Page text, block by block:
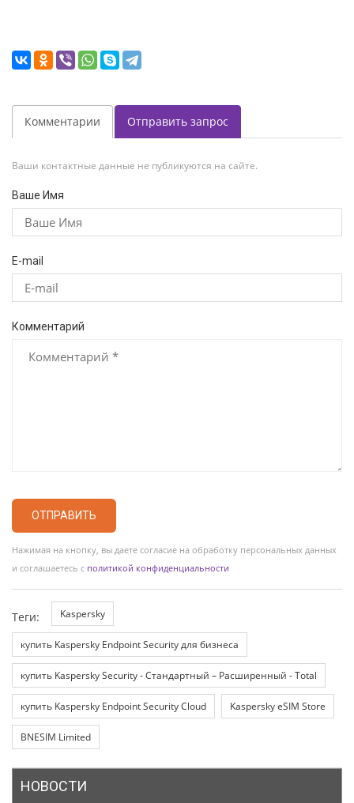
Комментарии Отправить запрос
Ваши контактные данные не публикуются на сайте.
Ваше Имя
E-mail
Комментарий
ОТПРАВИТЬ
Нажимая на кнопку, вы даете согласие на обработку персональных данных
и соглашаетесь с политикой конфиденциальности
Теги: Kaspersky
купить Kaspersky Endpoint Security для бизнеса
купить Kaspersky Security - Стандартный – Расширенный - Total
купить Kaspersky Endpoint Security Cloud Kaspersky eSIM Store
BNESIM Limited
НОВОСТИ